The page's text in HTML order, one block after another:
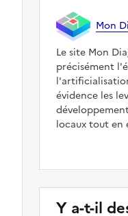
Mon
Le site Mon
précisément
évidence les
locaux tout en
Y a-t-il